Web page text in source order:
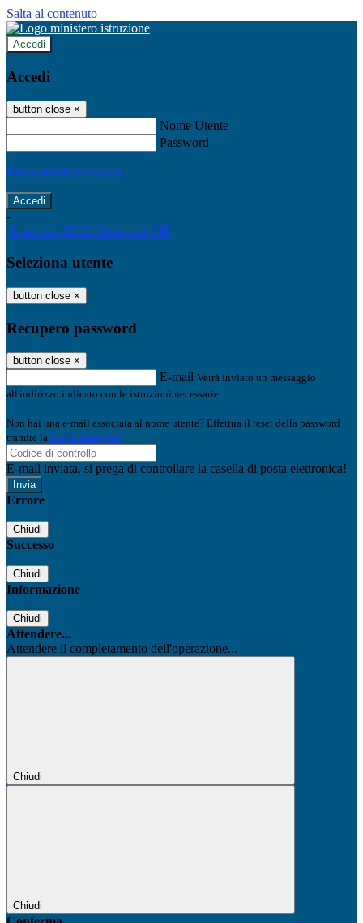
Salta al contenuto
Accedi
Accedi
button close ×
Nome Utente
Password
Password dimenticata?
-
Entra con SPID Entra con CIE
Seleziona utente
button close ×
Recupero password
button close ×
E-mail Verrà inviato un messaggio
all'indirizzo indicato con le istruzioni necessarie.
Non hai una e-mail associata al nome utente? Effettua il reset della password
tramite la Login Spaggiari
E-mail inviata, si prega di controllare la casella di posta elettronica!
Errore
Chiudi
Successo
Chiudi
Informazione
Chiudi
Attendere...
Attendere il completamento dell'operazione...
Chiudi
Chiudi